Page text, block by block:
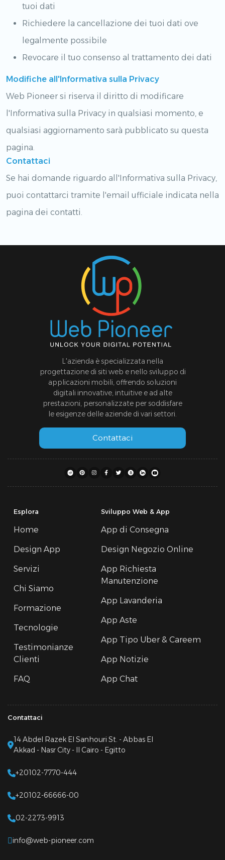
tuoi dati
Richiedere la cancellazione dei tuoi dati ove
legalmente possibile
Revocare il tuo consenso al trattamento dei dati
Modifiche all'Informativa sulla Privacy
Web Pioneer si riserva il diritto di modificare
l'Informativa sulla Privacy in qualsiasi momento, e
qualsiasi aggiornamento sarà pubblicato su questa
pagina.
Contattaci
Se hai domande riguardo all'Informativa sulla Privacy,
puoi contattarci tramite l'email ufficiale indicata nella
pagina dei contatti.
L'azienda è specializzata nella
progettazione di siti web e nello sviluppo di
applicazioni mobili, offrendo soluzioni
digitali innovative, intuitive e ad alte
prestazioni, personalizzate per soddisfare
le esigenze delle aziende di vari settori.
Contattaci
Esplora
Home
Design App
Servizi
Chi Siamo
Formazione
Tecnologie
Testimonianze
Clienti
FAQ
Sviluppo Web & App
App di Consegna
Design Negozio Online
App Richiesta
Manutenzione
App Lavanderia
App Aste
App Tipo Uber & Careem
App Notizie
App Chat
Contattaci
14 Abdel Razek El Sanhouri St. - Abbas El
Akkad - Nasr City - Il Cairo - Egitto
+20102-7770-444
+20102-66666-00
02-2273-9913
info@web-pioneer.com